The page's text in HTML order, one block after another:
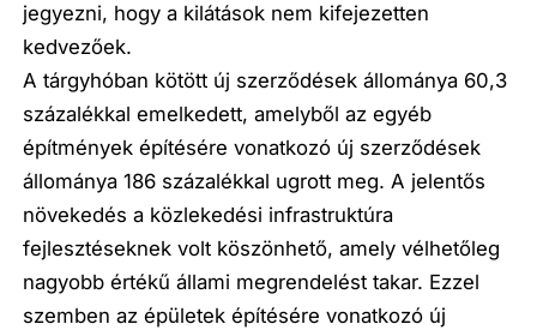
jegyezni, hogy a kilátások nem kifejezetten
kedvezőek.
A tárgyhóban kötött új szerződések állománya 60,3
százalékkal emelkedett, amelyből az egyéb
építmények építésére vonatkozó új szerződések
állománya 186 százalékkal ugrott meg. A jelentős
növekedés a közlekedési infrastruktúra
fejlesztéseknek volt köszönhető, amely vélhetőleg
nagyobb értékű állami megrendelést takar. Ezzel
szemben az épületek építésére vonatkozó új